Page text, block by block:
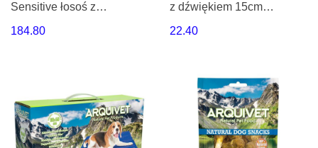
Sensitive łosoś z
Arquivet
184.80
z dźwiękiem 15cm
22.40